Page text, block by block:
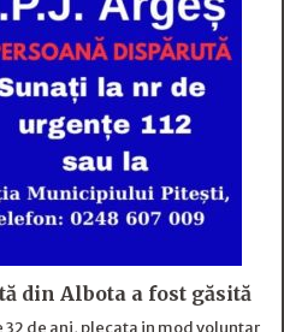
din Albota a fost găsită
de ani, plecata in mod voluntar